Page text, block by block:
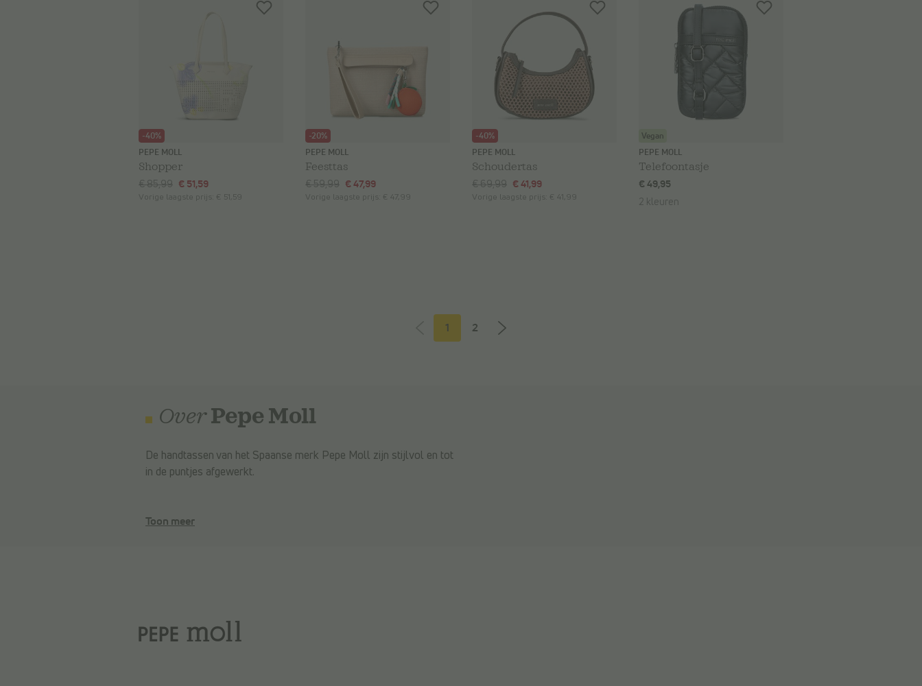
-40%
PEPE MOLL
Shopper
€ 85,99 € 51,59
Vorige laagste prijs: € 51,59
-20%
PEPE MOLL
Feesttas
€ 59,99 € 47,99
Vorige laagste prijs: € 47,99
-40%
PEPE MOLL
Schoudertas
€ 69,99 € 41,99
Vorige laagste prijs: € 41,99
Vegan
PEPE MOLL
Telefoontasje
€ 49,95
2 kleuren
1 2
OverPepe Moll
De handtassen van het Spaanse merk Pepe Moll zijn stijlvol en tot
in de puntjes afgewerkt.
Toon meer